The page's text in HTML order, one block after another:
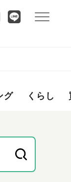
グ くらし